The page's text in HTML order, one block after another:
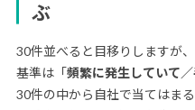
ぶ
30件並べると目移りしますが、
基準は「頻繁に発生していて
30件の中から自社で当てはま